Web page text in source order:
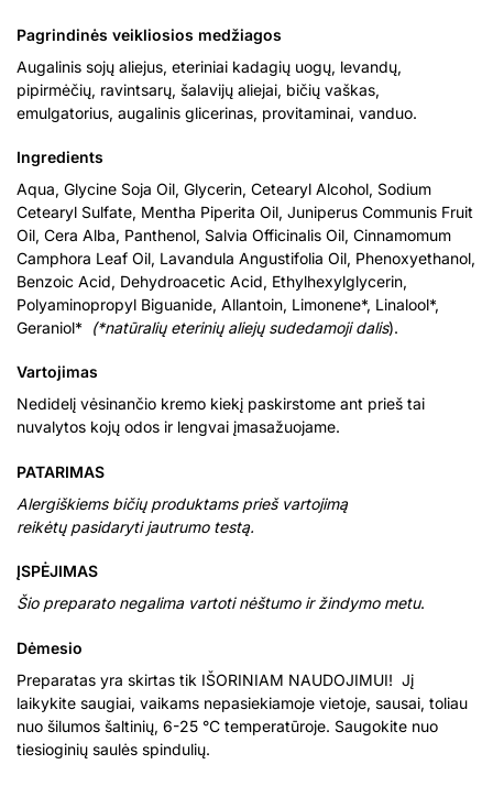
Pagrindinės veikliosios medžiagos
Augalinis sojų aliejus, eteriniai kadagių uogų, levandų,
pipirmėčių, ravintsarų, šalavijų aliejai, bičių vaškas,
emulgatorius, augalinis glicerinas, provitaminai, vanduo.
Ingredients
Aqua, Glycine Soja Oil, Glycerin, Cetearyl Alcohol, Sodium
Cetearyl Sulfate, Mentha Piperita Oil, Juniperus Communis Fruit
Oil, Cera Alba, Panthenol, Salvia Officinalis Oil, Cinnamomum
Camphora Leaf Oil, Lavandula Angustifolia Oil, Phenoxyethanol,
Benzoic Acid, Dehydroacetic Acid, Ethylhexylglycerin,
Polyaminopropyl Biguanide, Allantoin, Limonene*, Linalool*,
Geraniol*
(*natūralių eterinių aliejų sudedamoji dalis).
Vartojimas
Nedidelį vėsinančio kremo kiekį paskirstome ant prieš tai
nuvalytos kojų odos ir lengvai įmasažuojame.
PATARIMAS
Alergiškiems bičių produktams prieš vartojimą
reikėtų pasidaryti jautrumo testą.
ĮSPĖJIMAS
Šio preparato negalima vartoti nėštumo ir žindymo metu.
Dėmesio
Preparatas yra skirtas tik IŠORINIAM NAUDOJIMUI! Jį
laikykite saugiai, vaikams nepasiekiamoje vietoje, sausai, toliau
nuo šilumos šaltinių, 6-25 °C temperatūroje. Saugokite nuo
tiesioginių saulės spindulių.